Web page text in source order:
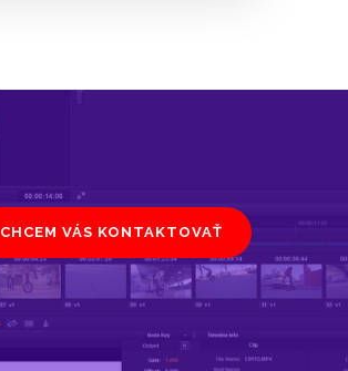
CHCEM VÁS KONTAKTOVAŤ